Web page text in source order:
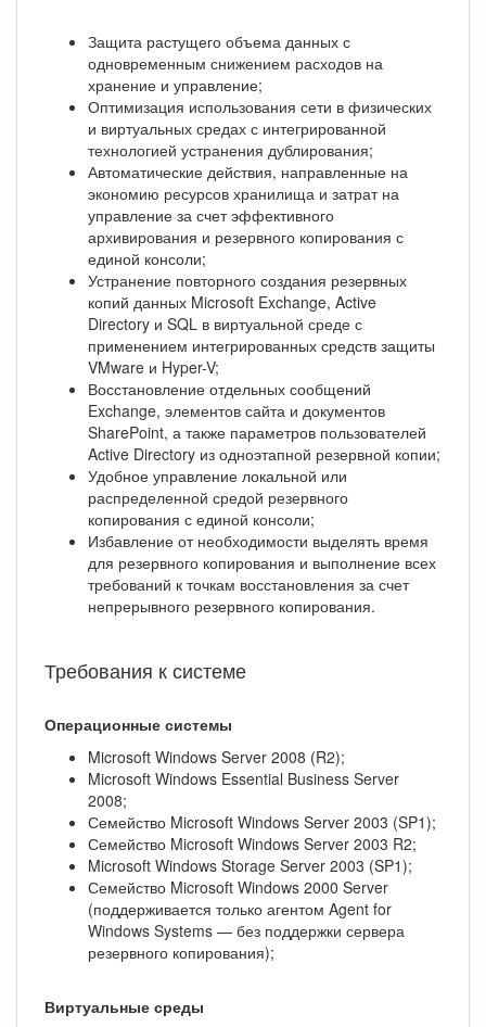
Защита растущего объема данных с
одновременным снижением расходов на
хранение и управление;
Оптимизация использования сети в физических
и виртуальных средах с интегрированной
технологией устранения дублирования;
Автоматические действия, направленные на
экономию ресурсов хранилища и затрат на
управление за счет эффективного
архивирования и резервного копирования с
единой консоли;
Устранение повторного создания резервных
копий данных Microsoft Exchange, Active
Directory и SQL в виртуальной среде с
применением интегрированных средств защиты
VMware и Hyper-V;
Восстановление отдельных сообщений
Exchange, элементов сайта и документов
SharePoint, а также параметров пользователей
Active Directory из одноэтапной резервной копии;
Удобное управление локальной или
распределенной средой резервного
копирования с единой консоли;
Избавление от необходимости выделять время
для резервного копирования и выполнение всех
требований к точкам восстановления за счет
непрерывного резервного копирования.
Требования к системе
Операционные системы
Microsoft Windows Server 2008 (R2);
Microsoft Windows Essential Business Server
2008;
Семейство Microsoft Windows Server 2003 (SP1);
Семейство Microsoft Windows Server 2003 R2;
Microsoft Windows Storage Server 2003 (SP1);
Семейство Microsoft Windows 2000 Server
(поддерживается только агентом Agent for
Windows Systems — без поддержки сервера
резервного копирования);
Виртуальные среды